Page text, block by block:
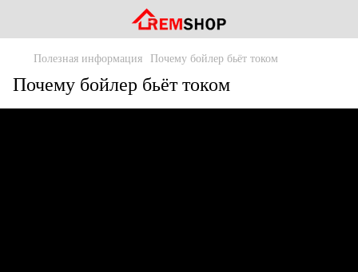
Полезная информация Почему бойлер бьёт током
Почему бойлер бьёт током